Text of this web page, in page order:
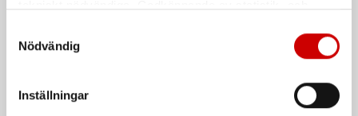
länder utanför EU med olika dataskyddsnormer. Genom
att godkänna samtycker du till sådana överföringar. Läs
Nödvändig
Inställningar